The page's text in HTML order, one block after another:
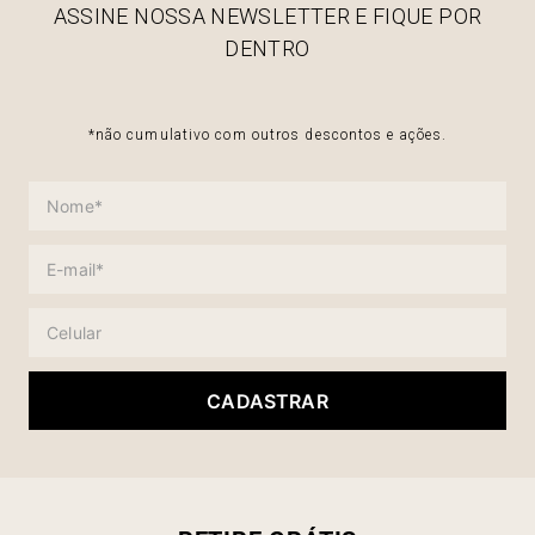
ASSINE NOSSA NEWSLETTER E FIQUE POR
DENTRO
*não cumulativo com outros descontos e ações.
CADASTRAR